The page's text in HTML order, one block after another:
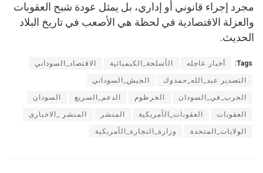
مجرد إجراء قانوني أو إداري، بل يمثل عودة شبح العقوبات
والعزلة الاقتصادية في لحظة هي الأصعب في تاريخ البلاد
الحديث.
Tags: أخبار عاجله الأسلحة_الكيميائية الاقتصاد_السوداني
التصدير عبد_الله_حمدوك الجيش_السوداني
الحرب_في_السودان الخرطوم الدعم_السريع السودان
العقوبات العقوبات_الأمريكية المنشر المنشر _الاخبارى
الولايات_المتحدة وزارة_التجارة_الأمريكية